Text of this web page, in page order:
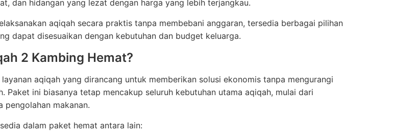
dan hidangan yang lezat dengan harga yang lebih terjangkau.
aqiqah secara praktis tanpa membebani anggaran, tersedia berbagai pilihan
dapat disesuaikan dengan kebutuhan dan budget keluarga.
2 Kambing Hemat?
aqiqah yang dirancang untuk memberikan solusi ekonomis tanpa mengurangi
Paket ini biasanya tetap mencakup seluruh kebutuhan utama aqiqah, mulai dari
pengolahan makanan.
dalam paket hemat antara lain: